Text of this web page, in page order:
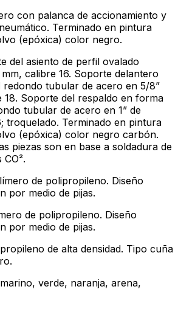
con palanca de accionamiento y
Terminado en pintura
(epóxica) color negro.
del asiento de perfil ovalado
calibre 16. Soporte delantero
redondo tubular de acero en 5/8”
18. Soporte del respaldo en forma
tubular de acero en 1” de
troquelado. Terminado en pintura
(epóxica) color negro carbón.
piezas son en base a soldadura de
de polipropileno. Diseño
por medio de pijas.
de polipropileno. Diseño
por medio de pijas.
de alta densidad. Tipo cuña
verde, naranja, arena,